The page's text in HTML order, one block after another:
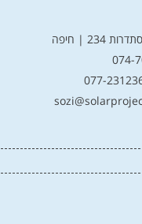
| חיפה